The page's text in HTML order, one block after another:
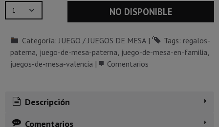
NO DISPONIBLE
Categoría: JUEGO / JUEGOS DE MESA | Tags: regalos-
paterna juego-de-mesa-paterna juego-de-mesa-en-familia
juegos-de-mesa-valencia | Comentarios
Descripción
Comentarios